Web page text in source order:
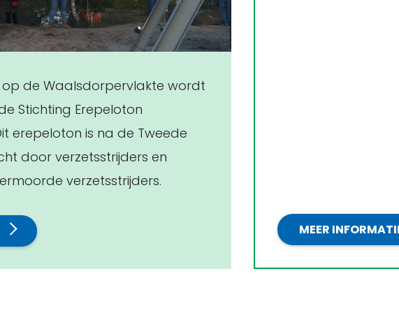
op de Waalsdorpervlakte wordt
Stichting Erepeloton
erepeloton is na de Tweede
door verzetsstrijders en
verzetsstrijders.
MEER